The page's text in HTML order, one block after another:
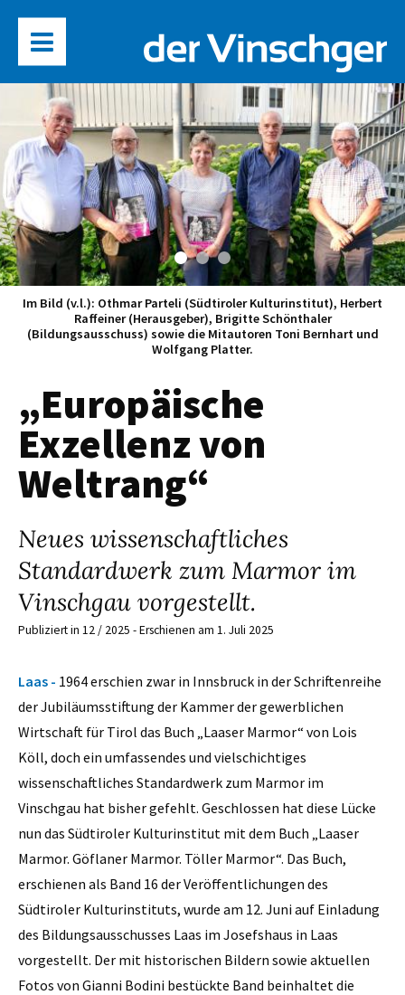
Im Bild (v.l.): Othmar Parteli (Südtiroler Kulturinstitut), Herbert
Raffeiner (Herausgeber), Brigitte Schönthaler
(Bildungsausschuss) sowie die Mitautoren Toni Bernhart und
Wolfgang Platter.
„Europäische
Exzellenz von
Weltrang“
Neues wissenschaftliches
Standardwerk zum Marmor im
Vinschgau vorgestellt.
Publiziert in 12 / 2025 - Erschienen am 1. Juli 2025
Laas - 1964 erschien zwar in Innsbruck in der Schriftenreihe
der Jubiläumsstiftung der Kammer der gewerblichen
Wirtschaft für Tirol das Buch „Laaser Marmor“ von Lois
Köll, doch ein umfassendes und vielschichtiges
wissenschaftliches Standardwerk zum Marmor im
Vinschgau hat bisher gefehlt. Geschlossen hat diese Lücke
nun das Südtiroler Kulturinstitut mit dem Buch „Laaser
Marmor. Göflaner Marmor. Töller Marmor“. Das Buch,
erschienen als Band 16 der Veröffentlichungen des
Südtiroler Kulturinstituts, wurde am 12. Juni auf Einladung
des Bildungsausschusses Laas im Josefshaus in Laas
vorgestellt. Der mit historischen Bildern sowie aktuellen
Fotos von Gianni Bodini bestückte Band beinhaltet die